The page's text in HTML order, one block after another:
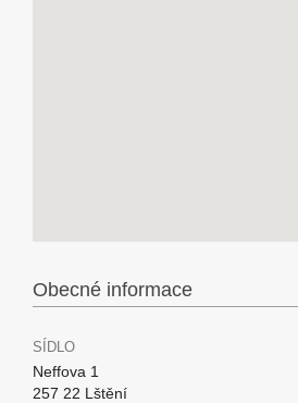
Obecné informace
SÍDLO
Neffova 1
257 22 Lštění